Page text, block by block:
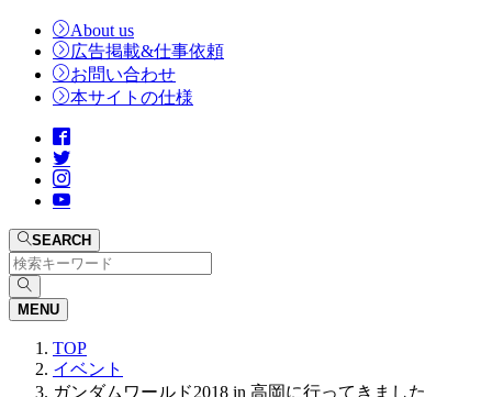
About us
広告掲載&仕事依頼
お問い合わせ
本サイトの仕様
SEARCH
MENU
TOP
イベント
ガンダムワールド2018 in 高岡に行ってきました